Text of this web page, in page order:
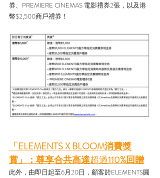
券、PREMIERE CINEMAS 電影禮券2張，以及港
幣$2,500商戶禮券！
「ELEMENTS X BLOOM消費獎
賞」：尊享合共高達超過110%回贈
此外，由即日起至6月20日，顧客於ELEMENTS圓